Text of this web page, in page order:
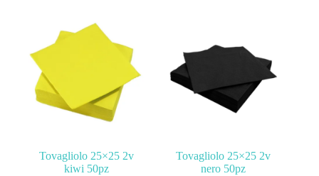
Tovagliolo 25×25 2v
kiwi 50pz
Tovagliolo 25×25 2v
nero 50pz